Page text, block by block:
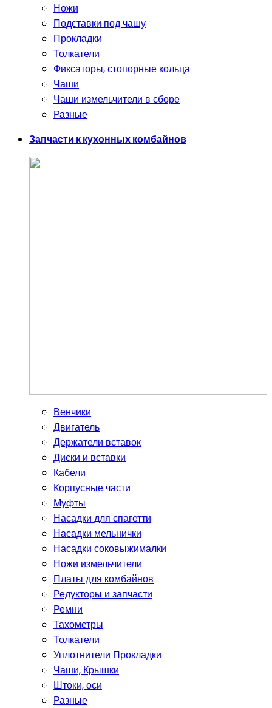
Ножи
Подставки под чашу
Прокладки
Толкатели
Фиксаторы, стопорные кольца
Чаши
Чаши измельчители в сборе
Разные
Запчасти к кухонных комбайнов
Венчики
Двигатель
Держатели вставок
Диски и вставки
Кабели
Корпусные части
Муфты
Насадки для спагетти
Насадки мельнички
Насадки соковыжималки
Ножи измельчители
Платы для комбайнов
Редукторы и запчасти
Ремни
Тахометры
Толкатели
Уплотнители Прокладки
Чаши, Крышки
Штоки, оси
Разные